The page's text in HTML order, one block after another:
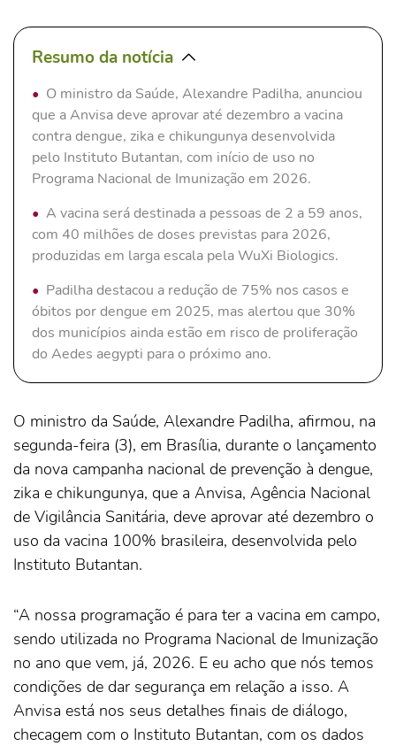
Resumo da notícia
O ministro da Saúde, Alexandre Padilha, anunciou
que a Anvisa deve aprovar até dezembro a vacina
contra dengue, zika e chikungunya desenvolvida
pelo Instituto Butantan, com início de uso no
Programa Nacional de Imunização em 2026.
A vacina será destinada a pessoas de 2 a 59 anos,
com 40 milhões de doses previstas para 2026,
produzidas em larga escala pela WuXi Biologics.
Padilha destacou a redução de 75% nos casos e
óbitos por dengue em 2025, mas alertou que 30%
dos municípios ainda estão em risco de proliferação
do Aedes aegypti para o próximo ano.
O ministro da Saúde, Alexandre Padilha, afirmou, na
segunda-feira (3), em Brasília, durante o lançamento
da nova campanha nacional de prevenção à dengue,
zika e chikungunya, que a Anvisa, Agência Nacional
de Vigilância Sanitária, deve aprovar até dezembro o
uso da vacina 100% brasileira, desenvolvida pelo
Instituto Butantan.
“A nossa programação é para ter a vacina em campo,
sendo utilizada no Programa Nacional de Imunização
no ano que vem, já, 2026. E eu acho que nós temos
condições de dar segurança em relação a isso. A
Anvisa está nos seus detalhes finais de diálogo,
checagem com o Instituto Butantan, com os dados